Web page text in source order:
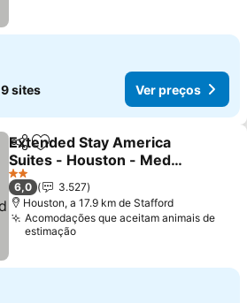
9 sites Ver preços
PartilharAdicionar aos favoritos
Extended Stay America
Suites - Houston - Med
Ctr - NRG Park -
Braeswood Blvd
Ver preços
2 Estrelas
6,0
3.527
Houston, a 17.9 km de Stafford
Acomodações que aceitam animais de
estimação